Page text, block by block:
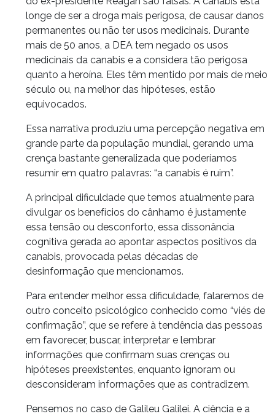
longe de ser a droga mais perigosa, de causar danos
permanentes ou não ter usos medicinais. Durante
mais de 50 anos, a DEA tem negado os usos
medicinais da canabis e a considera tão perigosa
quanto a heroína. Eles têm mentido por mais de meio
século ou, na melhor das hipóteses, estão
equivocados.
Essa narrativa produziu uma percepção negativa em
grande parte da população mundial, gerando uma
crença bastante generalizada que poderíamos
resumir em quatro palavras: “a canabis é ruim”.
A principal dificuldade que temos atualmente para
divulgar os benefícios do cânhamo é justamente
essa tensão ou desconforto, essa dissonância
cognitiva gerada ao apontar aspectos positivos da
canabis, provocada pelas décadas de
desinformação que mencionamos.
Para entender melhor essa dificuldade, falaremos de
outro conceito psicológico conhecido como “viés de
confirmação”, que se refere à tendência das pessoas
em favorecer, buscar, interpretar e lembrar
informações que confirmam suas crenças ou
hipóteses preexistentes, enquanto ignoram ou
desconsideram informações que as contradizem.
Pensemos no caso de Galileu Galilei. A ciência e a